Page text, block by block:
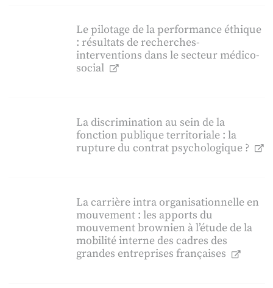
Le pilotage de la performance éthique
: résultats de recherches-
interventions dans le secteur médico-
social
La discrimination au sein de la
fonction publique territoriale : la
rupture du contrat psychologique ?
La carrière intra organisationnelle en
mouvement : les apports du
mouvement brownien à l’étude de la
mobilité interne des cadres des
grandes entreprises françaises